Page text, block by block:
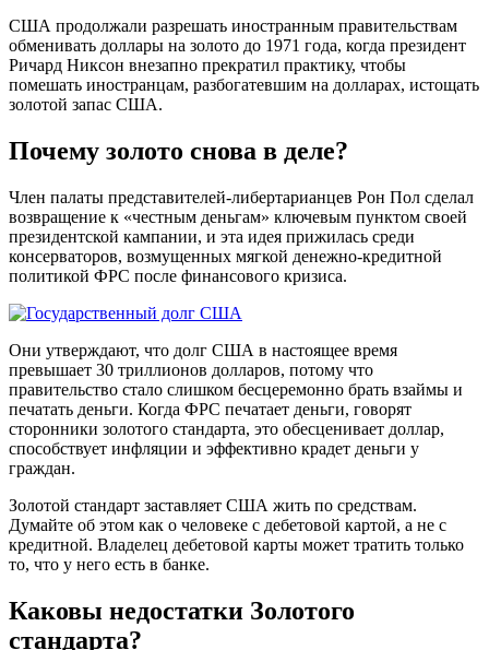
США продолжали разрешать иностранным правительствам
обменивать доллары на золото до 1971 года, когда президент
Ричард Никсон внезапно прекратил практику, чтобы
помешать иностранцам, разбогатевшим на долларах, истощать
золотой запас США.
Почему золото снова в деле?
Член палаты представителей-либертарианцев Рон Пол сделал
возвращение к «честным деньгам» ключевым пунктом своей
президентской кампании, и эта идея прижилась среди
консерваторов, возмущенных мягкой денежно-кредитной
политикой ФРС после финансового кризиса.
Они утверждают, что долг США в настоящее время
превышает 30 триллионов долларов, потому что
правительство стало слишком бесцеремонно брать взаймы и
печатать деньги. Когда ФРС печатает деньги, говорят
сторонники золотого стандарта, это обесценивает доллар,
способствует инфляции и эффективно крадет деньги у
граждан.
Золотой стандарт заставляет США жить по средствам.
Думайте об этом как о человеке с дебетовой картой, а не с
кредитной. Владелец дебетовой карты может тратить только
то, что у него есть в банке.
Каковы недостатки Золотого
стандарта?